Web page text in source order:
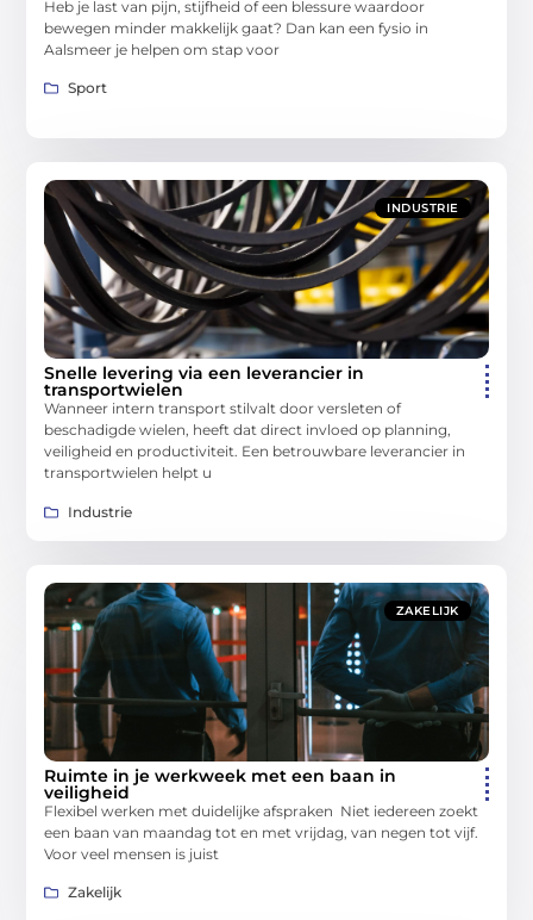
Heb je last van pijn, stijfheid of een blessure waardoor
bewegen minder makkelijk gaat? Dan kan een fysio in
Aalsmeer je helpen om stap voor
Sport
INDUSTRIE
Snelle levering via een leverancier in
transportwielen
Wanneer intern transport stilvalt door versleten of
beschadigde wielen, heeft dat direct invloed op planning,
veiligheid en productiviteit. Een betrouwbare leverancier in
transportwielen helpt u
Industrie
ZAKELIJK
Ruimte in je werkweek met een baan in
veiligheid
Flexibel werken met duidelijke afspraken Niet iedereen zoekt
een baan van maandag tot en met vrijdag, van negen tot vijf.
Voor veel mensen is juist
Zakelijk